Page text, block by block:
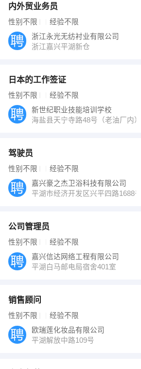
内外贸业务员
性别不限 经验不限
浙江永光无纺衬业有限公司
浙江嘉兴平湖新仓
日本的工作签证
性别不限 经验不限
新世纪职业技能培训学校
海盐县天宁寺路48号（老油厂内）
驾驶员
性别不限 经验不限
嘉兴豪之杰卫浴科技有限公司
平湖市经济开发区兴平四路1688号
公司管理员
性别不限 经验不限
嘉兴信达网络工程有限公司
平湖白马邮电局宿舍401室
销售顾问
性别不限 经验不限
欧瑞莲化妆品有限公司
平湖解放中路109号